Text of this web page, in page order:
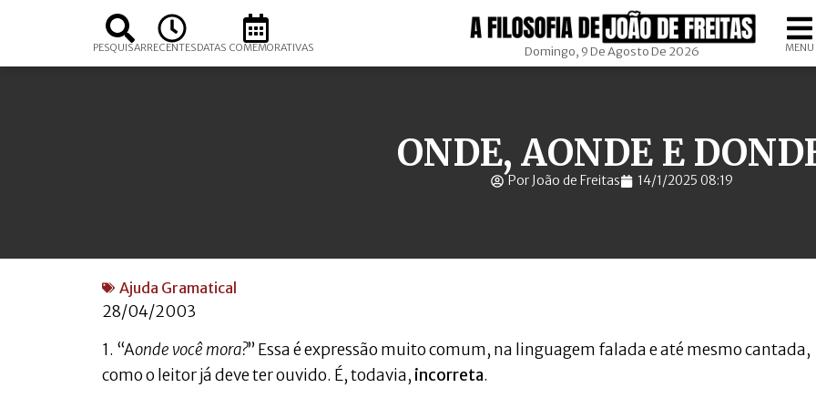
PESQUISARRECENTESDATAS COMEMORATIVAS Domingo, 9 De Agosto De 2026 MENU
ONDE, AONDE E
Por João de Freitas 14/1/2025 08:19
Ajuda Gramatical
28/04/2003
1. “Aonde você mora?” Essa é expressão muito comum, na linguagem falada e até mesmo cantada,
como o leitor já deve ter ouvido. É, todavia, incorreta.